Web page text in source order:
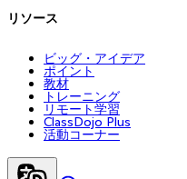
リソース
ビッグ・アイデア
ポイント
教材
トレーニング
リモート学習
ClassDojo Plus
活動コーナー